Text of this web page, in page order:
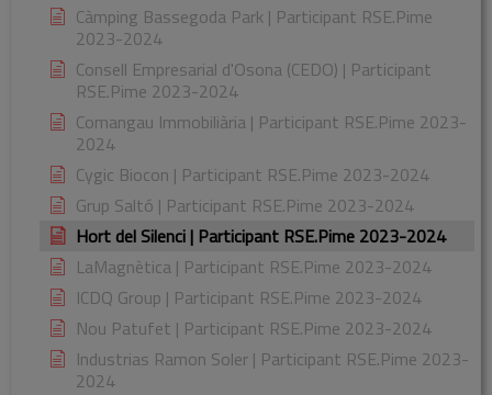
Càmping Bassegoda Park | Participant RSE.Pime
2023-2024
Consell Empresarial d'Osona (CEDO) | Participant
RSE.Pime 2023-2024
Comangau Immobiliària | Participant RSE.Pime 2023-
2024
Cygic Biocon | Participant RSE.Pime 2023-2024
Grup Saltó | Participant RSE.Pime 2023-2024
Hort del Silenci | Participant RSE.Pime 2023-2024
LaMagnètica | Participant RSE.Pime 2023-2024
ICDQ Group | Participant RSE.Pime 2023-2024
Nou Patufet | Participant RSE.Pime 2023-2024
Industrias Ramon Soler | Participant RSE.Pime 2023-
2024